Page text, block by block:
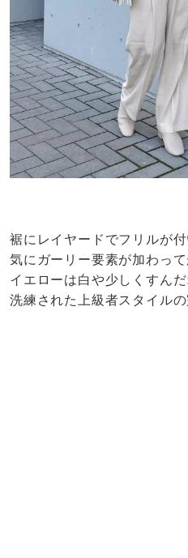
裾にレイヤードでフリルが
気にガーリー要素が加わっ
イエローは白や少しくすん
洗練された上級者スタイルの